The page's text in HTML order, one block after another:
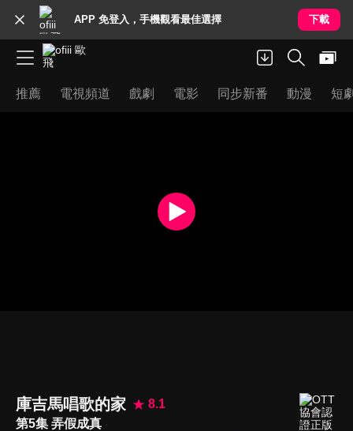
APP 免登入，手機觀看最佳選擇 下載
推薦 電視頻道 戲劇 電影 同步新番 動漫 短
庫吉馬唱歌的家
8.1
第5集 弄假成真